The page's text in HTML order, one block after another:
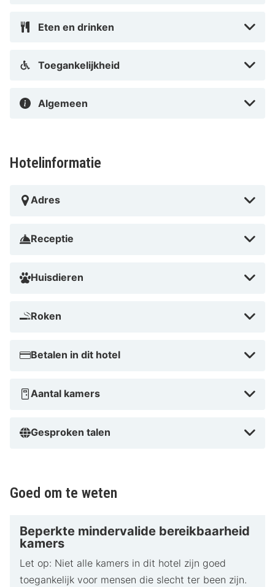
Eten en drinken
Toegankelijkheid
Algemeen
Hotelinformatie
Adres
Receptie
Huisdieren
Roken
Betalen in dit hotel
Aantal kamers
Gesproken talen
Goed om te weten
Beperkte mindervalide bereikbaarheid
kamers
Let op: Niet alle kamers in dit hotel zijn goed
toegankelijk voor mensen die slecht ter been zijn.